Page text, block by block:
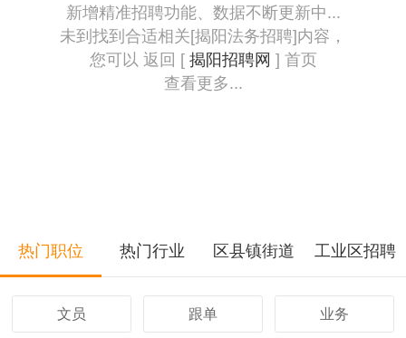
新增精准招聘功能、数据不断更新中...
未到找到合适相关[揭阳法务招聘]内容，
您可以 返回 [ 揭阳招聘网 ] 首页
查看更多...
热门职位 热门行业 区县镇街道 工业区招聘
文员 跟单 业务